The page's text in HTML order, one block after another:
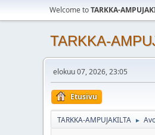
Welcome toTARKKA-
TARKKA-
elokuu 07, 2026, 23:05
Etusivu
TARKKA-AMPUJAKILTA ►